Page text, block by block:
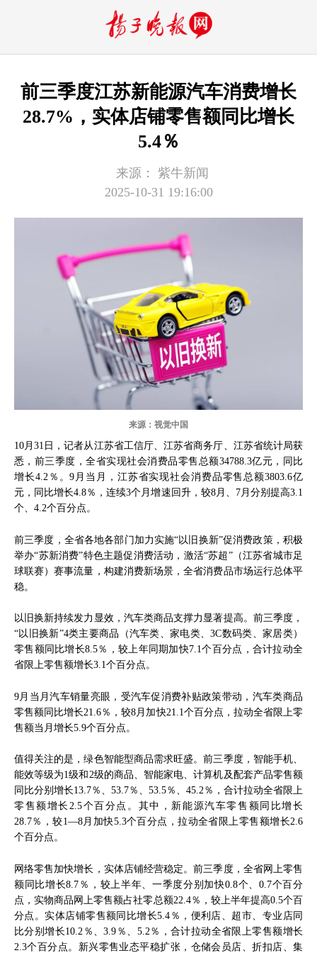
前三季度江苏新能源汽车消费增长
28.7%，实体店铺零售额同比增长
5.4％
来源：
紫牛新闻
2025-10-31 19:16:00
来源：视觉中国
10月31日，记者从江苏省工信厅、江苏省商务厅、江苏省统计局获
悉，前三季度，全省实现社会消费品零售总额34788.3亿元，同比
增长4.2％。9月当月，江苏省实现社会消费品零售总额3803.6亿
元，同比增长4.8％，连续3个月增速回升，较8月、7月分别提高3.1
个、4.2个百分点。
前三季度，全省各地各部门加力实施“以旧换新”促消费政策，积极
举办“苏新消费”特色主题促消费活动，激活“苏超”（江苏省城市足
球联赛）赛事流量，构建消费新场景，全省消费品市场运行总体平
稳。
以旧换新持续发力显效，汽车类商品支撑力显著提高。前三季度，
“以旧换新”4类主要商品（汽车类、家电类、3C数码类、家居类）
零售额同比增长8.5％，较上年同期加快7.1个百分点，合计拉动全
省限上零售额增长3.1个百分点。
9月当月汽车销量亮眼，受汽车促消费补贴政策带动，汽车类商品
零售额同比增长21.6％，较8月加快21.1个百分点，拉动全省限上零
售额当月增长5.9个百分点。
值得关注的是，绿色智能型商品需求旺盛。前三季度，智能手机、
能效等级为1级和2级的商品、智能家电、计算机及配套产品零售额
同比分别增长13.7％、53.7％、53.5％、45.2％，合计拉动全省限上
零售额增长2.5个百分点。其中，新能源汽车零售额同比增长
28.7％，较1—8月加快5.3个百分点，拉动全省限上零售额增长2.6
个百分点。
网络零售加快增长，实体店铺经营稳定。前三季度，全省网上零售
额同比增长8.7％，较上半年、一季度分别加快0.8个、0.7个百分
点，实物商品网上零售额占社零总额22.4％，较上半年提高0.5个百
分点。实体店铺零售额同比增长5.4％，便利店、超市、专业店同
比分别增长10.2％、3.9％、5.2％，合计拉动全省限上零售额增长
2.3个百分点。新兴零售业态平稳扩张，仓储会员店、折扣店、集